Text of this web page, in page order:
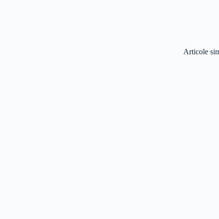
Articole